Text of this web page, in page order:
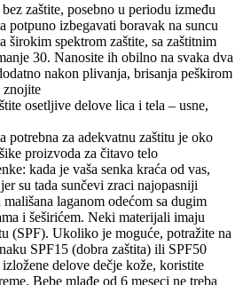
zaštite, posebno u periodu između
potpuno izbegavati boravak na suncu
širokim spektrom zaštite, sa zaštitnim
30. Nanosite ih obilno na svaka dva
nakon plivanja, brisanja peškirom
znojite
osetljive delove lica i tela – usne,
potrebna za adekvatnu zaštitu je oko
proizvoda za čitavo telo
kada je vaša senka kraća od vas,
su tada sunčevi zraci najopasniji
laganom odećom sa dugim
i šeširićem. Neki materijali imaju
(SPF). Ukoliko je moguće, potražite na
SPF15 (dobra zaštita) ili SPF50
delove dečje kože, koristite
Bebe mlađe od 6 meseci ne treba